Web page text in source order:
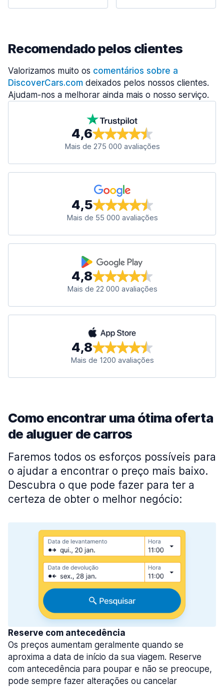
Recomendado pelos clientes
Valorizamos muito os comentários sobre a
DiscoverCars.com deixados pelos nossos clientes.
Ajudam-nos a melhorar ainda mais o nosso serviço.
4,6
Mais de 275 000 avaliações
4,5
Mais de 55 000 avaliações
4,8
Mais de 22 000 avaliações
4,8
Mais de 1200 avaliações
Como encontrar uma ótima oferta
de aluguer de carros
Faremos todos os esforços possíveis para
o ajudar a encontrar o preço mais baixo.
Descubra o que pode fazer para ter a
certeza de obter o melhor negócio:
Reserve com antecedência
Os preços aumentam geralmente quando se
aproxima a data de início da sua viagem. Reserve
com antecedência para poupar e não se preocupe,
pode sempre fazer alterações ou cancelar